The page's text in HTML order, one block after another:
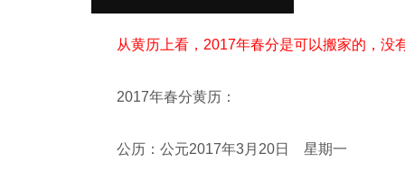
从黄历上看，2017年春分是可以搬家的，没
2017年春分黄历：
公历：公元2017年3月20日 星期一